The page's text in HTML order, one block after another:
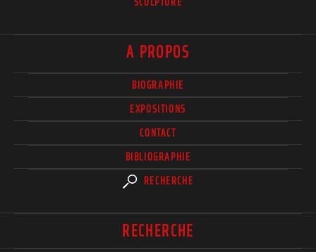
A PROPOS
BIOGRAPHIE
EXPOSITIONS
CONTACT
BIBLIOGRAPHIE
RECHERCHE
RECHERCHE